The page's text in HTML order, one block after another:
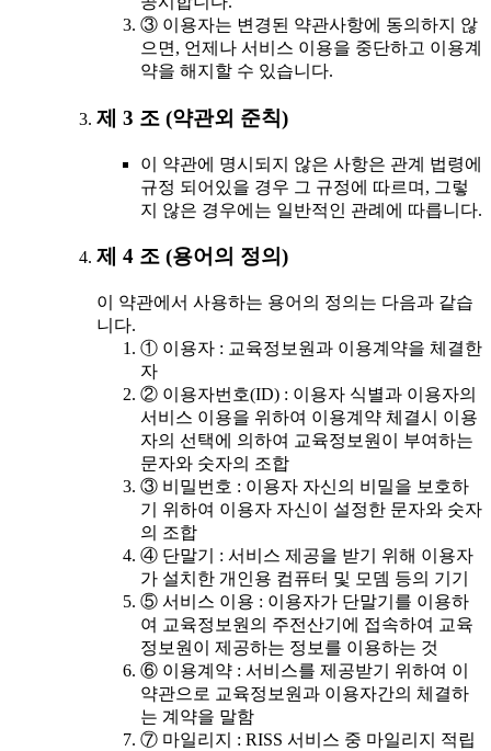
③ 이용자는 변경된 약관사항에 동의하지 않
으면, 언제나 서비스 이용을 중단하고 이용계
약을 해지할 수 있습니다.
제 3 조 (약관외 준칙)
이 약관에 명시되지 않은 사항은 관계 법령에
규정 되어있을 경우 그 규정에 따르며, 그렇
지 않은 경우에는 일반적인 관례에 따릅니다.
제 4 조 (용어의 정의)
이 약관에서 사용하는 용어의 정의는 다음과 같습
니다.
① 이용자 : 교육정보원과 이용계약을 체결한
자
② 이용자번호(ID) : 이용자 식별과 이용자의
서비스 이용을 위하여 이용계약 체결시 이용
자의 선택에 의하여 교육정보원이 부여하는
문자와 숫자의 조합
③ 비밀번호 : 이용자 자신의 비밀을 보호하
기 위하여 이용자 자신이 설정한 문자와 숫자
의 조합
④ 단말기 : 서비스 제공을 받기 위해 이용자
가 설치한 개인용 컴퓨터 및 모뎀 등의 기기
⑤ 서비스 이용 : 이용자가 단말기를 이용하
여 교육정보원의 주전산기에 접속하여 교육
정보원이 제공하는 정보를 이용하는 것
⑥ 이용계약 : 서비스를 제공받기 위하여 이
약관으로 교육정보원과 이용자간의 체결하
는 계약을 말함
⑦ 마일리지 : RISS 서비스 중 마일리지 적립